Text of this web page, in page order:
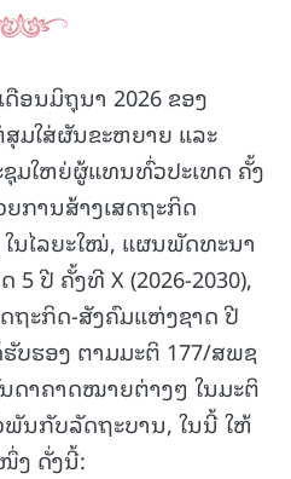
ອນມິຖຸນາ 2026 ຂອງ
ມໃສ່ຜັນຂະຫຍາຍ ແລະ
ມໃຫຍ່ຜູ້ແທນທົ່ວປະເທດ ຄັ້ງ
ການສ້າງເສດຖະກິດ
ໃນໄລຍະໃໝ່, ແຜນພັດທະນາ
ປີ ຄັ້ງທີ X (2026-2030),
ະກິດ-ສັງຄົມແຫ່ງຊາດ ປີ
ບຮອງ ຕາມມະຕິ 177/ສພຊ
ດາຄາດໝາຍຕ່າງໆ ໃນມະຕິ
ນກັບລັດຖະບານ, ໃນນີ້ ໃຫ້
ງ ດັ່ງນີ້: